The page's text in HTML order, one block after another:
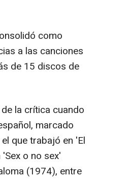
como
a las canciones
de 15 discos de
la crítica cuando
marcado
que trabajó en 'El
o no sex'
(1974), entre